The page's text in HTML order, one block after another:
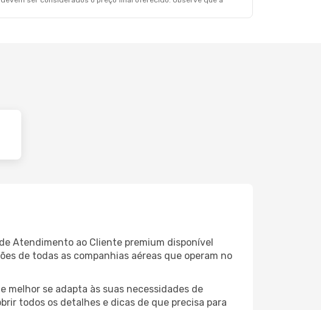
Atendimento ao Cliente premium disponível
de todas as companhias aéreas que operam no
melhor se adapta às suas necessidades de
todos os detalhes e dicas de que precisa para